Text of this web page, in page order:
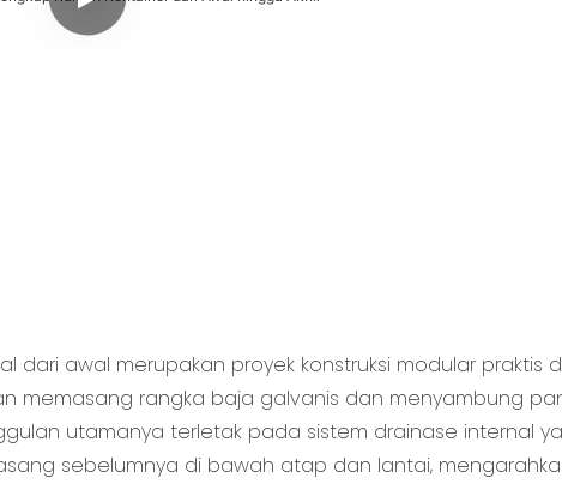
dari awal merupakan proyek konstruksi modular praktis
memasang rangka baja galvanis dan menyambung
utamanya terletak pada sistem drainase internal
sebelumnya di bawah atap dan lantai,